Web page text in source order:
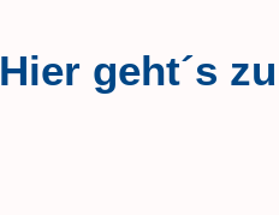
Hier geht´s